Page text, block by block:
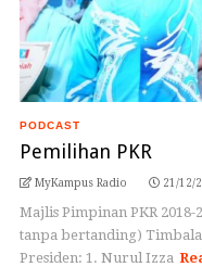
PODCAST
Pemilihan PKR
MyKampus Radio 21/12/
Majlis Pimpinan PKR
tanpa bertanding)
Presiden: 1. Nurul Izza